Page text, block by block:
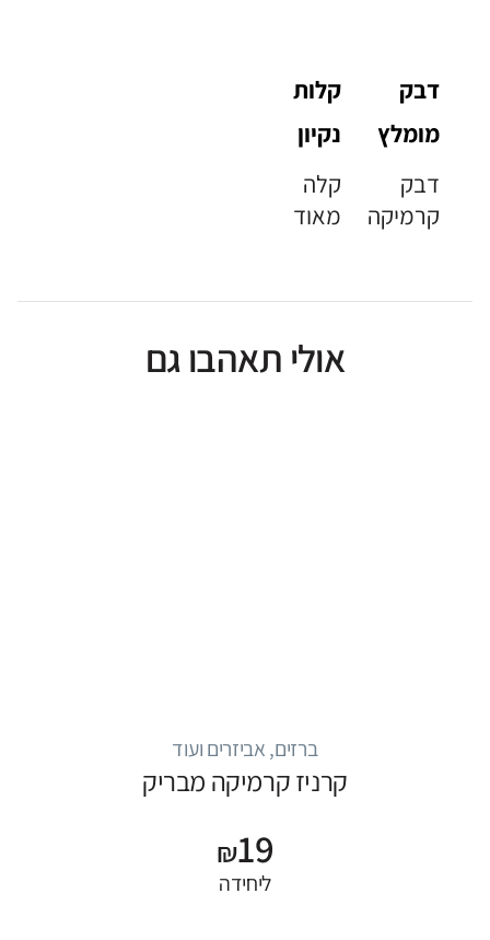
דבק
מומלץ
דבק
קרמיקה
קלות
נקיון
קלה
מאוד
אולי תאהבו גם
ברזים, אביזרים ועוד
קרניז קרמיקה מבריק
₪19
ליחידה